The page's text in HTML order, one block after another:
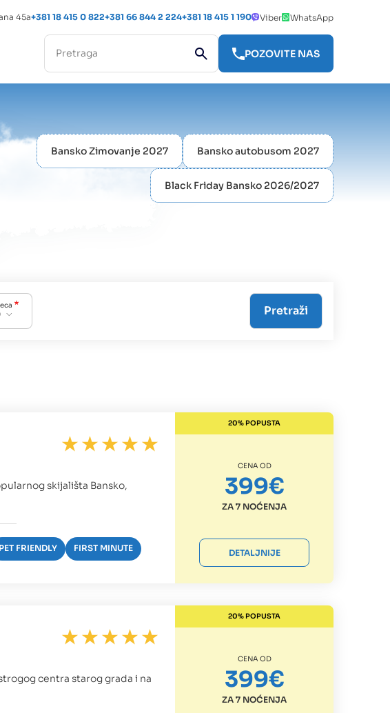
45a+381 18 415 0 822+381 66 844 2 224+381 18 415 1 190 Viber WhatsApp
POZOVITE NAS
Bansko autobusom 2027
Bansko Zimovanje 2027
Black Friday Bansko 2026/2027
skijališta Bansko,
PET FRIENDLY FIRST MINUTE
20% POPUSTA
CENA OD
399€
ZA 7 NOĆENJA
DETALJNIJE
centra starog grada i na
20% POPUSTA
CENA OD
399€
ZA 7 NOĆENJA